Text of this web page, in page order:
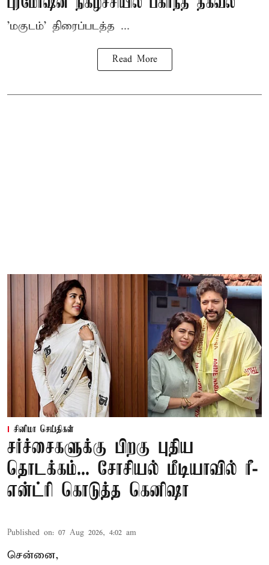
'மகுடம்' திரைப்படத்த ...
Read More
சினிமா செய்திகள்
சர்ச்சைகளுக்கு பிறகு புதிய
தொடக்கம்... சோசியல் மீடியாவில் ரீ-
என்ட்ரி கொடுத்த கெனிஷா
Published on: 07 Aug 2026, 4:02 am
சென்னை,